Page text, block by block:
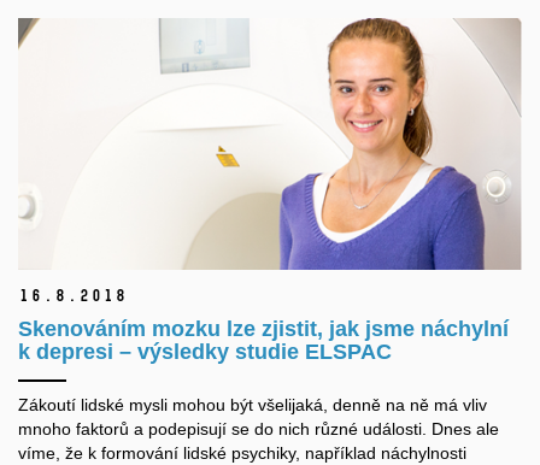
16. 8. 2018
Skenováním mozku lze zjistit, jak jsme náchylní
k depresi – výsledky studie ELSPAC
Zákoutí lidské mysli mohou být všelijaká, denně na ně má vliv
mnoho faktorů a podepisují se do nich různé události. Dnes ale
víme, že k formování lidské psychiky, například náchylnosti